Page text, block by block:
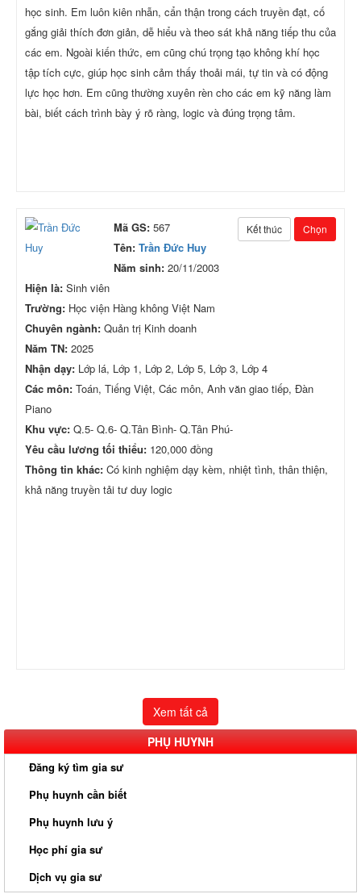
học sinh. Em luôn kiên nhẫn, cẩn thận trong cách truyền đạt, cố
gắng giải thích đơn giản, dễ hiểu và theo sát khả năng tiếp thu của
các em. Ngoài kiến thức, em cũng chú trọng tạo không khí học
tập tích cực, giúp học sinh cảm thấy thoải mái, tự tin và có động
lực học hơn. Em cũng thường xuyên rèn cho các em kỹ năng làm
bài, biết cách trình bày ý rõ ràng, logic và đúng trọng tâm.
Kết thúc Chọn
Mã GS: 567
Tên: Trần Đức Huy
Năm sinh: 20/11/2003
Hiện là: Sinh viên
Trường: Học viện Hàng không Việt Nam
Chuyên ngành: Quản trị Kinh doanh
Năm TN: 2025
Nhận dạy: Lớp lá, Lớp 1, Lớp 2, Lớp 5, Lớp 3, Lớp 4
Các môn: Toán, Tiếng Việt, Các môn, Anh văn giao tiếp, Đàn
Piano
Khu vực: Q.5- Q.6- Q.Tân Bình- Q.Tân Phú-
Yêu cầu lương tối thiểu: 120,000 đồng
Thông tin khác: Có kinh nghiệm dạy kèm, nhiệt tình, thân thiện,
khả năng truyền tải tư duy logic
Xem tất cả
PHỤ HUYNH
Đăng ký tìm gia sư
Phụ huynh cần biết
Phụ huynh lưu ý
Học phí gia sư
Dịch vụ gia sư